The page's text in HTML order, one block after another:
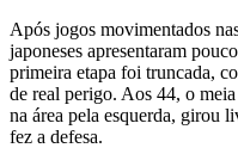
Após jogos movimentados
japoneses apresentaram
primeira etapa foi truncada,
de real perigo. Aos 44, o
na área pela esquerda, girou
fez a defesa.